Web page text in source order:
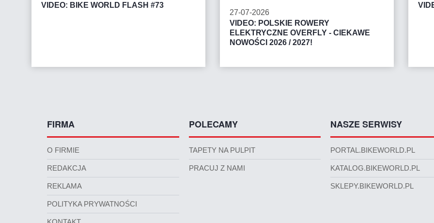
VIDEO: BIKE WORLD FLASH #73
27-07-2026
VIDEO: POLSKIE ROWERY
ELEKTRYCZNE OVERFLY - CIEKAWE
NOWOŚCI 2026 / 2027!
FIRMA
O FIRMIE
REDAKCJA
REKLAMA
POLITYKA PRYWATNOŚCI
POLECAMY
TAPETY NA PULPIT
PRACUJ Z NAMI
NASZE SERWISY
PORTAL.BIKEWORLD.PL
KATALOG.BIKEWORLD.PL
SKLEPY.BIKEWORLD.PL